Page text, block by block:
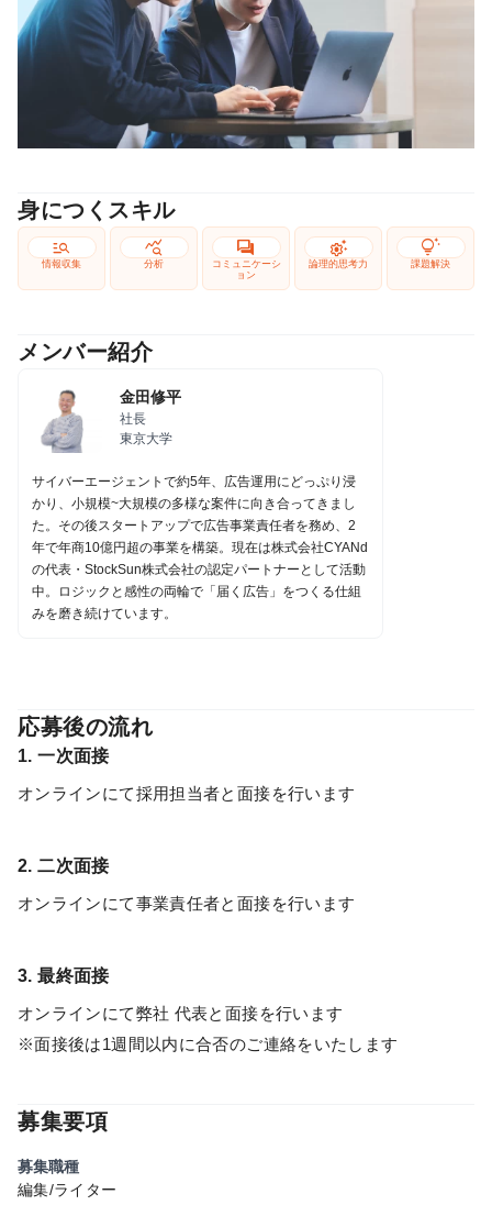
身につくスキル
manage_search
情報収集
query_stats
分析
forum
コミュニケーシ
ョン
settings_suggest
論理的思考力
tips_and_updates
課題解決
メンバー紹介
金田修平
社長
東京大学
サイバーエージェントで約5年、広告運用にどっぷり浸
かり、小規模~大規模の多様な案件に向き合ってきまし
た。その後スタートアップで広告事業責任者を務め、2
年で年商10億円超の事業を構築。現在は株式会社CYANd
の代表・StockSun株式会社の認定パートナーとして活動
中。ロジックと感性の両輪で「届く広告」をつくる仕組
みを磨き続けています。
応募後の流れ
1. 一次面接
オンラインにて採用担当者と面接を行います
2. 二次面接
オンラインにて事業責任者と面接を行います
3. 最終面接
オンラインにて弊社 代表と面接を行います
※面接後は1週間以内に合否のご連絡をいたします
募集要項
募集職種
編集/ライター